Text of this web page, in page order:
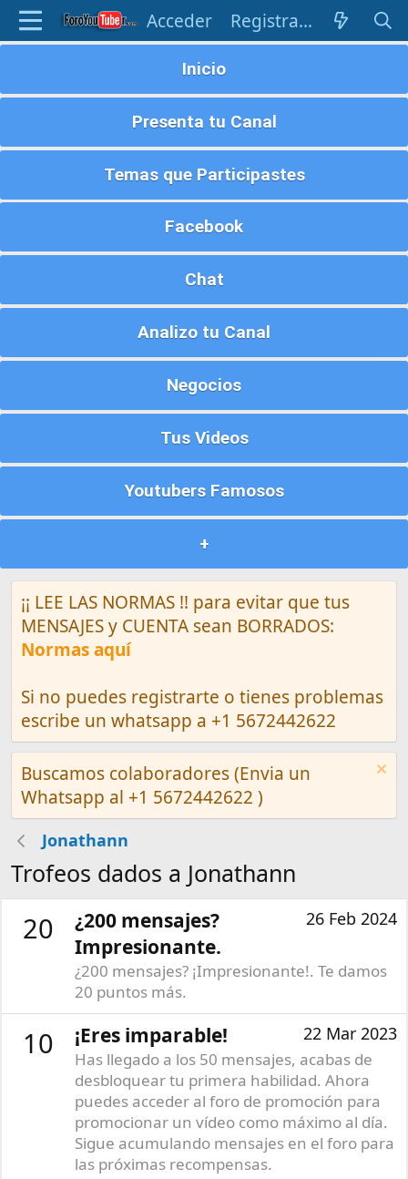
Acceder Registrarse
Inicio
Presenta tu Canal
Temas que Participastes
Facebook
Chat
Analizo tu Canal
Negocios
Tus Videos
Youtubers Famosos
+
¡¡ LEE LAS NORMAS !! para evitar que tus
MENSAJES y CUENTA sean BORRADOS:
Normas aquí
Si no puedes registrarte o tienes problemas
escribe un whatsapp a +1 5672442622
Buscamos colaboradores (Envia un
Whatsapp al +1 5672442622 )
Jonathann
Trofeos dados a Jonathann
20 26 Feb 2024
¿200 mensajes?
Impresionante.
¿200 mensajes? ¡Impresionante!. Te damos
20 puntos más.
10 22 Mar 2023
¡Eres imparable!
Has llegado a los 50 mensajes, acabas de
desbloquear tu primera habilidad. Ahora
puedes acceder al foro de promoción para
promocionar un vídeo como máximo al día.
Sigue acumulando mensajes en el foro para
las próximas recompensas.